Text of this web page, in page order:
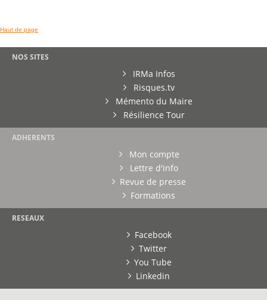
Haut de page
NOS SITES
IRMa Infos
Risques.tv
Mémento du Maire
Résilience Tour
ADHERENTS
Mon compte
Lettre d'info
Revue de presse
Formations
RESEAUX
Facebook
Twitter
You Tube
Linkedin